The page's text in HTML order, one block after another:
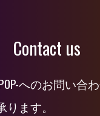
Contact us
POP-へのお問い合
ります。